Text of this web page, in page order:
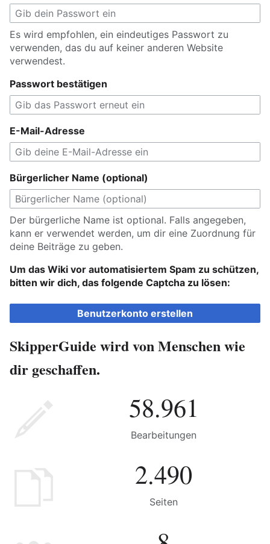
Es wird empfohlen, ein eindeutiges Passwort zu
verwenden, das du auf keiner anderen Website
verwendest.
Passwort bestätigen
E-Mail-Adresse
Bürgerlicher Name (optional)
Der bürgerliche Name ist optional. Falls angegeben,
kann er verwendet werden, um dir eine Zuordnung für
deine Beiträge zu geben.
Um das Wiki vor automatisiertem Spam zu schützen,
bitten wir dich, das folgende Captcha zu lösen:
Benutzerkonto erstellen
SkipperGuide wird von Menschen wie
dir geschaffen.
58.961
Bearbeitungen
2.490
Seiten